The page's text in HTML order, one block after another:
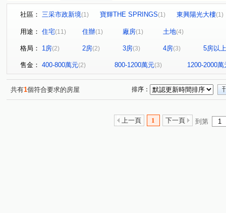
社區： 三采市政新境(1) 寶輝THE SPRINGS(1) 東興陽光大樓(1)
公園苑 國際鄉園 德光二城 中港晶華大樓
德富路
大業北路 溪岸路 西安街
中華路
台灣大道三段(1)
用途： 住宅(11) 住辦(1) 廠房(1) 土地(4)
格局： 1房(2) 2房(2) 3房(3) 4房(3) 5房以上
售金： 400-800萬元(2) 800-1200萬元(3) 1200-2000萬
共有1個符合要求的房屋 排序：
上一頁 1 下一頁 到第